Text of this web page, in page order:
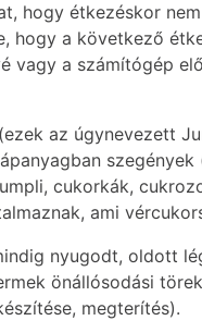
hogy étkezéskor
hogy a következő
vagy a számítógép
az úgynevezett
cukorkák,
ami
nyugodt, oldott
önállósodási
megterítés).